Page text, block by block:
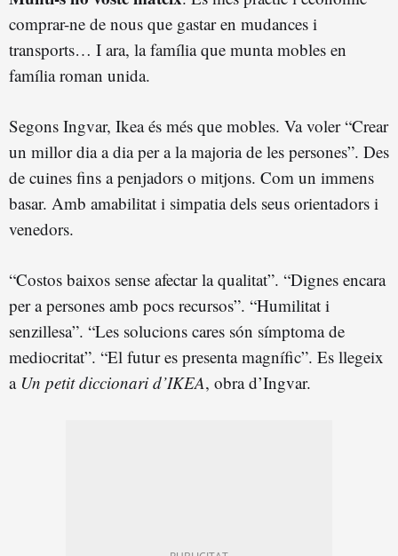
comprar-ne de nous que gastar en mudances i
transports… I ara, la família que munta mobles en
família roman unida.
Segons Ingvar, Ikea és més que mobles. Va voler “Crear
un millor dia a dia per a la majoria de les persones”. Des
de cuines fins a penjadors o mitjons. Com un immens
basar. Amb amabilitat i simpatia dels seus orientadors i
venedors.
“Costos baixos sense afectar la qualitat”. “Dignes encara
per a persones amb pocs recursos”. “Humilitat i
senzillesa”. “Les solucions cares són símptoma de
mediocritat”. “El futur es presenta magnífic”. Es llegeix
a Un petit diccionari d’IKEA, obra d’Ingvar.